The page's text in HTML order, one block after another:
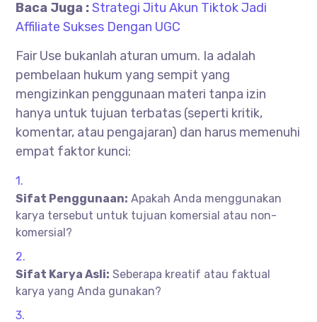
Baca Juga : Strategi Jitu Akun Tiktok Jadi
Affiliate Sukses Dengan UGC
Fair Use bukanlah aturan umum. Ia adalah
pembelaan hukum yang sempit yang
mengizinkan penggunaan materi tanpa izin
hanya untuk tujuan terbatas (seperti kritik,
komentar, atau pengajaran) dan harus memenuhi
empat faktor kunci:
Sifat Penggunaan: Apakah Anda menggunakan
karya tersebut untuk tujuan komersial atau non-
komersial?
Sifat Karya Asli: Seberapa kreatif atau faktual
karya yang Anda gunakan?